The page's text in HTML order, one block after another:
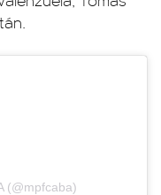
(@mpfcaba)